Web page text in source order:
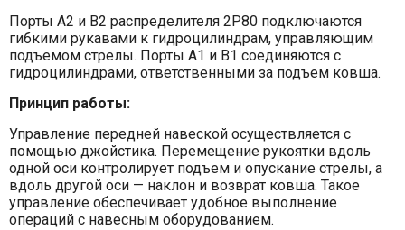
Порты A2 и B2 распределителя 2Р80 подключаются
гибкими рукавами к гидроцилиндрам, управляющим
подъемом стрелы. Порты A1 и B1 соединяются с
гидроцилиндрами, ответственными за подъем ковша.
Принцип работы:
Управление передней навеской осуществляется с
помощью джойстика. Перемещение рукоятки вдоль
одной оси контролирует подъем и опускание стрелы, а
вдоль другой оси — наклон и возврат ковша. Такое
управление обеспечивает удобное выполнение
операций с навесным оборудованием.